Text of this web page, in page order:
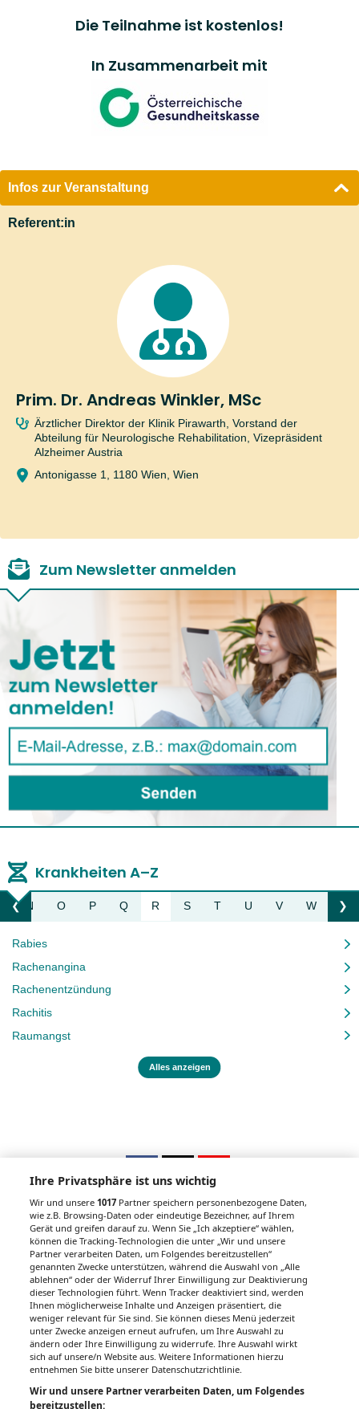
Die Teilnahme ist kostenlos!
In Zusammenarbeit mit
Infos zur Veranstaltung
Referent:in
Prim. Dr. Andreas Winkler, MSc
Ärztlicher Direktor der Klinik Pirawarth, Vorstand der
Abteilung für Neurologische Rehabilitation, Vizepräsident
Alzheimer Austria
Antonigasse 1, 1180 Wien, Wien
Zum Newsletter anmelden
Krankheiten A–Z
❮Liste nach links bewegen
N O P Q R S T U V W Z
❯
Rabies
Rachenangina
Rachenentzündung
Rachitis
Raumangst
Alles anzeigen
Unsere Wochenzeitungen
Gesundheitsseiten
Hier finden Sie die aktuelle Ausgabe der
Gesundheitsberichterstattung in den 120
Wochenzeitungen der RegionalMedien
Austria sowie ein Archiv der vergangenen
Ausgaben.
Ihre Privatsphäre ist uns wichtig
Wir und unsere1017 Partner speichern personenbezogene Daten,
wie z.B. Browsing-Daten oder eindeutige Bezeichner, auf Ihrem
Gerät und greifen darauf zu. Wenn Sie „Ich akzeptiere“ wählen,
können die Tracking-Technologien die unter „Wir und unsere
Partner verarbeiten Daten, um Folgendes bereitzustellen“
genannten Zwecke unterstützen, während die Auswahl von „Alle
ablehnen“ oder der Widerruf Ihrer Einwilligung zur Deaktivierung
dieser Technologien führt. Wenn Tracker deaktiviert sind, werden
Ihnen möglicherweise Inhalte und Anzeigen präsentiert, die
weniger relevant für Sie sind. Sie können dieses Menü jederzeit
unter Zwecke anzeigen erneut aufrufen, um Ihre Auswahl zu
ändern oder Ihre Einwilligung zu widerrufe. Ihre Auswahl wirkt
sich auf unsere/n Website aus. Weitere Informationen hierzu
entnehmen Sie bitte unserer Datenschutzrichtlinie.
Wir und unsere Partner verarbeiten Daten, um Folgendes
bereitzustellen: